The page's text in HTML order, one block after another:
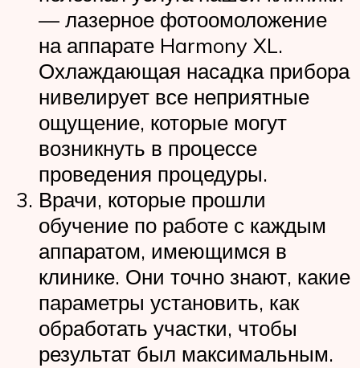
— лазерное фотоомоложение
на аппарате Harmony XL.
Охлаждающая насадка прибора
нивелирует все неприятные
ощущение, которые могут
возникнуть в процессе
проведения процедуры.
Врачи, которые прошли
обучение по работе с каждым
аппаратом, имеющимся в
клинике. Они точно знают, какие
параметры установить, как
обработать участки, чтобы
результат был максимальным.